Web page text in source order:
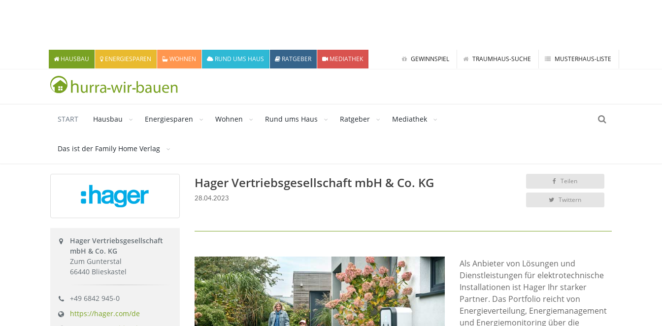
GEWINNSPIEL TRAUMHAUS-SUCHE MUSTERHAUS-LISTE
HAUSBAU ENERGIESPAREN WOHNEN RUND UMS HAUS RATGEBER MEDIATHEK
START Hausbau Energiesparen Wohnen Rund ums Haus Ratgeber Mediathek
Das ist der Family Home Verlag
Hager Vertriebsgesellschaft
mbH & Co. KG
Zum Gunterstal
66440 Blieskastel
+49 6842 945-0
https://hager.com/de
Hager Vertriebsgesellschaft mbH & Co. KG
28.04.2023
Teilen
Twittern
Als Anbieter von Lösungen und
Dienstleistungen für elektrotechnische
Installationen ist Hager Ihr starker
Partner. Das Portfolio reicht von
Energieverteilung, Energiemanagement
und Energiemonitoring über die